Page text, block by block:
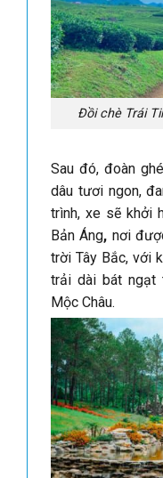
Đồi chè Trái
Sau đó, đoàn
dâu tươi ngon,
trình, xe sẽ khởi
Bản Áng, nơi
trời Tây Bắc, với
trải dài bát ngạt
Mộc Châu.